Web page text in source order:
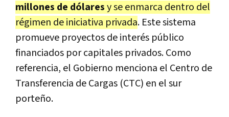
millones de dólaresy se enmarca dentro del
régimen de iniciativa privada. Este sistema
promueve proyectos de interés público
financiados por capitales privados. Como
referencia, el Gobierno menciona el Centro de
Transferencia de Cargas (CTC) en el sur
porteño.